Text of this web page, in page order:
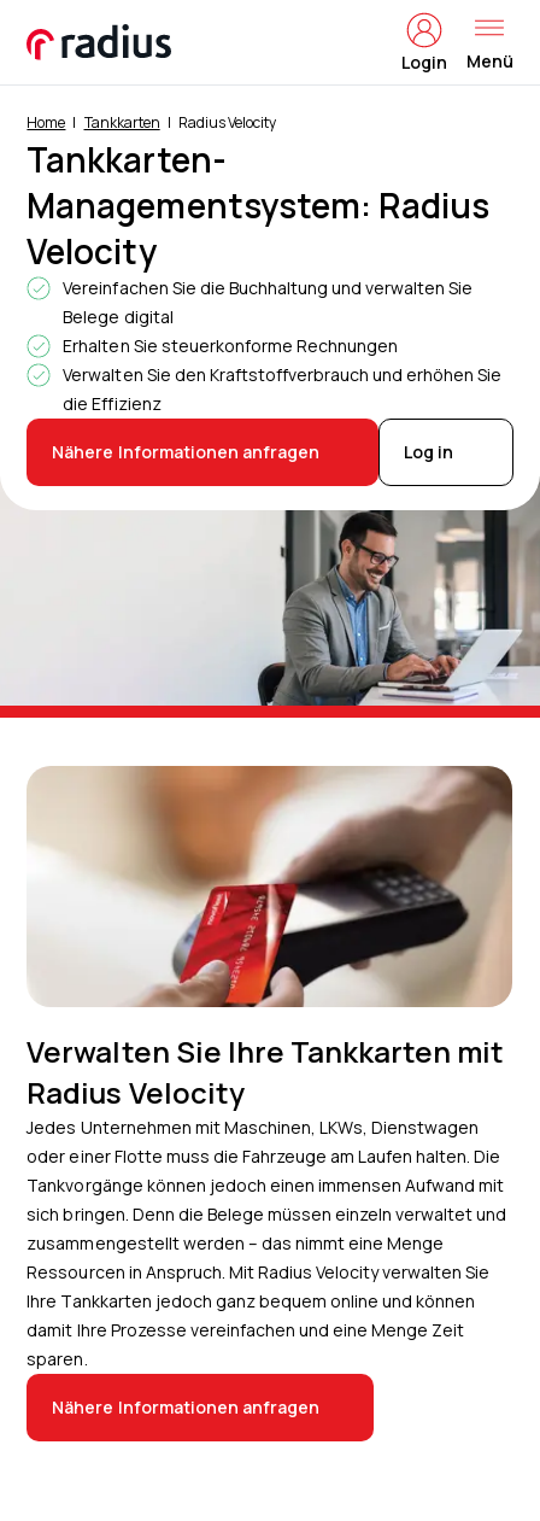
Login Menü
Home Tankkarten Radius Velocity
Tankkarten-
Managementsystem: Radius
Velocity
Vereinfachen Sie die Buchhaltung und verwalten Sie
Belege digital
Erhalten Sie steuerkonforme Rechnungen
Verwalten Sie den Kraftstoffverbrauch und erhöhen Sie
die Effizienz
Nähere Informationen anfragen Log in
Verwalten Sie Ihre Tankkarten mit
Radius Velocity
Jedes Unternehmen mit Maschinen, LKWs, Dienstwagen
oder einer Flotte muss die Fahrzeuge am Laufen halten. Die
Tankvorgänge können jedoch einen immensen Aufwand mit
sich bringen. Denn die Belege müssen einzeln verwaltet und
zusammengestellt werden – das nimmt eine Menge
Ressourcen in Anspruch. Mit Radius Velocity verwalten Sie
Ihre Tankkarten jedoch ganz bequem online und können
damit Ihre Prozesse vereinfachen und eine Menge Zeit
sparen.
Nähere Informationen anfragen